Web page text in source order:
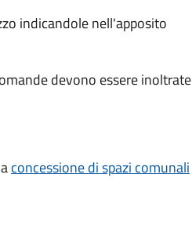
indicandole nell'apposito
devono essere inoltrate
concessione di spazi comunali